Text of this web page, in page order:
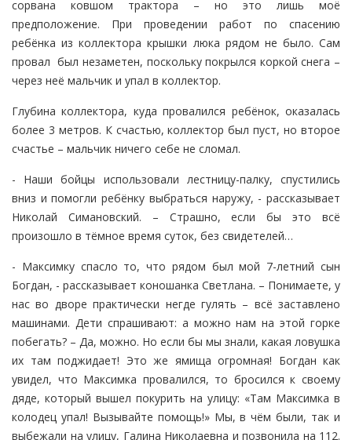
сорвана ковшом трактора – но это лишь моё
предположение. При проведении работ по спасению
ребёнка из коллектора крышки люка рядом не было. Сам
провал был незаметен, поскольку покрылся коркой снега –
через неё мальчик и упал в коллектор.
Глубина коллектора, куда провалился ребёнок, оказалась
более 3 метров. К счастью, коллектор был пуст, но второе
счастье – мальчик ничего себе не сломал.
- Наши бойцы использовали лестницу-палку, спустились
вниз и помогли ребёнку выбраться наружу, - рассказывает
Николай Симановский. – Страшно, если бы это всё
произошло в тёмное время суток, без свидетелей…
- Максимку спасло то, что рядом был мой 7-летний сын
Богдан, - рассказывает коношанка Светлана. – Понимаете, у
нас во дворе практически негде гулять – всё заставлено
машинами. Дети спрашивают: а можно нам на этой горке
побегать? – Да, можно. Но если бы мы знали, какая ловушка
их там поджидает! Это же ямища огромная! Богдан как
увидел, что Максимка провалился, то бросился к своему
дяде, который вышел покурить на улицу: «Там Максимка в
колодец упал! Вызывайте помощь!» Мы, в чём были, так и
выбежали на улицу, Галина Николаевна и позвонила на 112.